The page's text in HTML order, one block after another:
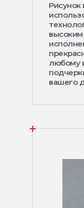
любому
вашего